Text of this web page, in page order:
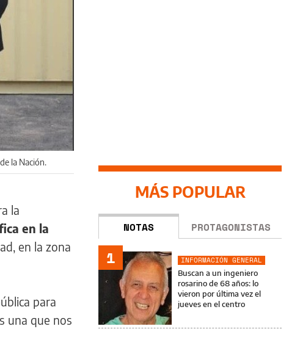
la Nación.
la
en la
en la zona
para
una que nos
MÁS POPULAR
NOTAS PROTAGONISTAS
1
INFORMACIÓN GENERAL
Buscan a un ingeniero
rosarino de 68 años: lo
vieron por última vez el
jueves en el centro